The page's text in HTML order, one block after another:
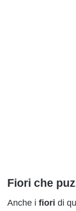
Fiori che
Anche i fiori di